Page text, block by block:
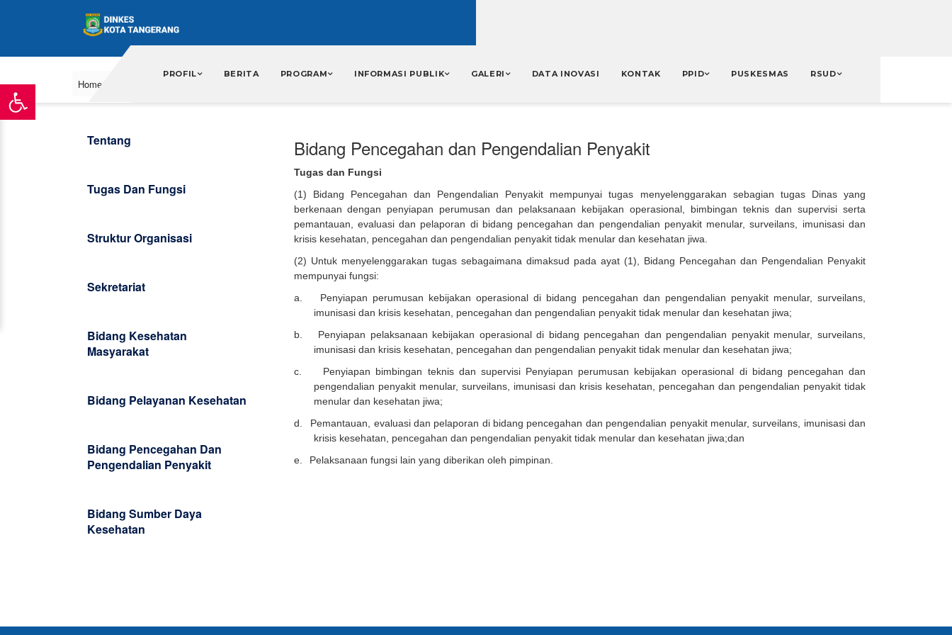
PROFIL BERITA PROGRAM INFORMASI PUBLIK GALERI DATA INOVASI KONTAK PPID PUSKESMAS RSUD
Home
Tentang
Tugas Dan Fungsi
Struktur Organisasi
Sekretariat
Bidang Kesehatan
Masyarakat
Bidang Pelayanan Kesehatan
Bidang Pencegahan Dan
Pengendalian Penyakit
Bidang Sumber Daya
Kesehatan
Bidang Pencegahan dan Pengendalian Penyakit
Tugas dan Fungsi
(1) Bidang Pencegahan dan Pengendalian Penyakit mempunyai tugas menyelenggarakan sebagian tugas Dinas yang
berkenaan dengan penyiapan perumusan dan pelaksanaan kebijakan operasional, bimbingan teknis dan supervisi serta
pemantauan, evaluasi dan pelaporan di bidang pencegahan dan pengendalian penyakit menular, surveilans, imunisasi dan
krisis kesehatan, pencegahan dan pengendalian penyakit tidak menular dan kesehatan jiwa.
(2) Untuk menyelenggarakan tugas sebagaimana dimaksud pada ayat (1), Bidang Pencegahan dan Pengendalian Penyakit
mempunyai fungsi:
a.
Penyiapan perumusan kebijakan operasional di bidang pencegahan dan pengendalian penyakit menular, surveilans,
imunisasi dan krisis kesehatan, pencegahan dan pengendalian penyakit tidak menular dan kesehatan jiwa;
b.
Penyiapan pelaksanaan kebijakan operasional di bidang pencegahan dan pengendalian penyakit menular, surveilans,
imunisasi dan krisis kesehatan, pencegahan dan pengendalian penyakit tidak menular dan kesehatan jiwa;
c.
Penyiapan bimbingan teknis dan supervisi Penyiapan perumusan kebijakan operasional di bidang pencegahan dan
pengendalian penyakit menular, surveilans, imunisasi dan krisis kesehatan, pencegahan dan pengendalian penyakit tidak
menular dan kesehatan jiwa;
d.
Pemantauan, evaluasi dan pelaporan di bidang pencegahan dan pengendalian penyakit menular, surveilans, imunisasi dan
krisis kesehatan, pencegahan dan pengendalian penyakit tidak menular dan kesehatan jiwa;dan
e.
Pelaksanaan fungsi lain yang diberikan oleh pimpinan.